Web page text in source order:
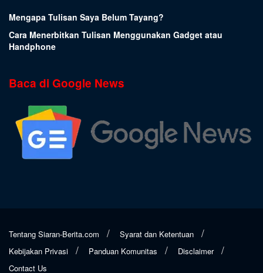
Mengapa Tulisan Saya Belum Tayang?
Cara Menerbitkan Tulisan Menggunakan Gadget atau
Handphone
Baca di Google News
Tentang Siaran-Berita.com
Syarat dan Ketentuan
Kebijakan Privasi
Panduan Komunitas
Disclaimer
Contact Us